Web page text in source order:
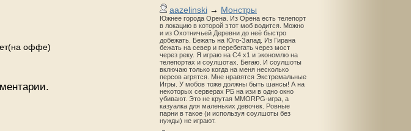
aazelinski → Монстры
Южнее города Орена. Из Орена есть телепорт
в локацию в которой этот моб водится. Можно
и из Охотничьей Деревни до неё быстро
добежать. Бежать на Юго-Запад. Из Гирана
бежать на север и перебегать через мост
через реку. Я играю на С4 х1 и экономлю на
телепортах и соулшотах. Бегаю. И соулшоты
включаю только когда на меня несколько
персов агрятся. Мне нравятся Экстремальные
Игры. У мобов тоже должны быть шансы! А на
некоторых серверах РБ на изи в одно окно
убивают. Это не крутая MMORPG-игра, а
казуалка для маленьких девочек. Ровные
парни в такое (и используя соулшоты без
нужды) не играют.
оффе)